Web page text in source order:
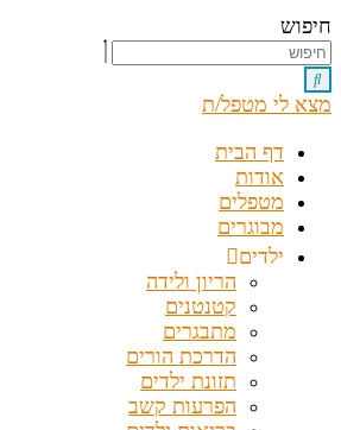
חיפוש
מצא לי מטפל/ת
דף הבית
אודות
מטפלים
מבוגרים
ילדים
הריון ולידה
קטנטנים
מתבגרים
הדרכת הורים
תזונת ילדים
הפרעות קשב